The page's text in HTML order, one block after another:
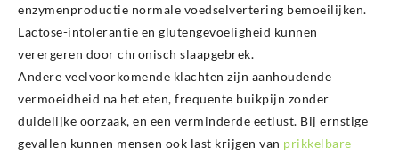
enzymenproductie normale voedselvertering bemoeilijken.
Lactose-intolerantie en glutengevoeligheid kunnen
verergeren door chronisch slaapgebrek.
Andere veelvoorkomende klachten zijn aanhoudende
vermoeidheid na het eten, frequente buikpijn zonder
duidelijke oorzaak, en een verminderde eetlust. Bij ernstige
gevallen kunnen mensen ook last krijgen van prikkelbare